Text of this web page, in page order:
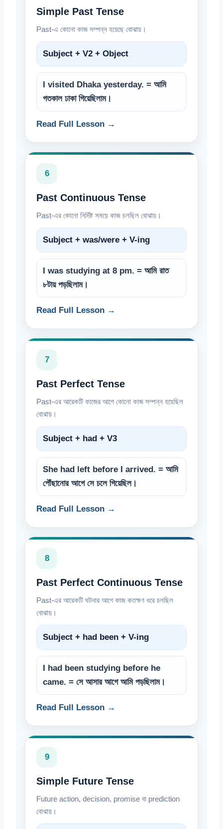
Simple Past Tense
Past-এ কোনো কাজ সম্পন্ন হয়েছে বোঝায়।
Subject + V2 + Object
I visited Dhaka yesterday. = আমি
গতকাল ঢাকা গিয়েছিলাম।
Read Full Lesson →
6
Past Continuous Tense
Past-এর কোনো নির্দিষ্ট সময়ে কাজ চলছিল বোঝায়।
Subject + was/were + V-ing
I was studying at 8 pm. = আমি রাত
৮টায় পড়ছিলাম।
Read Full Lesson →
7
Past Perfect Tense
Past-এর আরেকটি কাজের আগে কোনো কাজ সম্পন্ন হয়েছিল
বোঝায়।
Subject + had + V3
She had left before I arrived. = আমি
পৌঁছানোর আগে সে চলে গিয়েছিল।
Read Full Lesson →
8
Past Perfect Continuous Tense
Past-এর আরেকটি ঘটনার আগে কাজ কতক্ষণ ধরে চলছিল
বোঝায়।
Subject + had been + V-ing
I had been studying before he
came. = সে আসার আগে আমি পড়ছিলাম।
Read Full Lesson →
9
Simple Future Tense
Future action, decision, promise বা prediction
বোঝায়।